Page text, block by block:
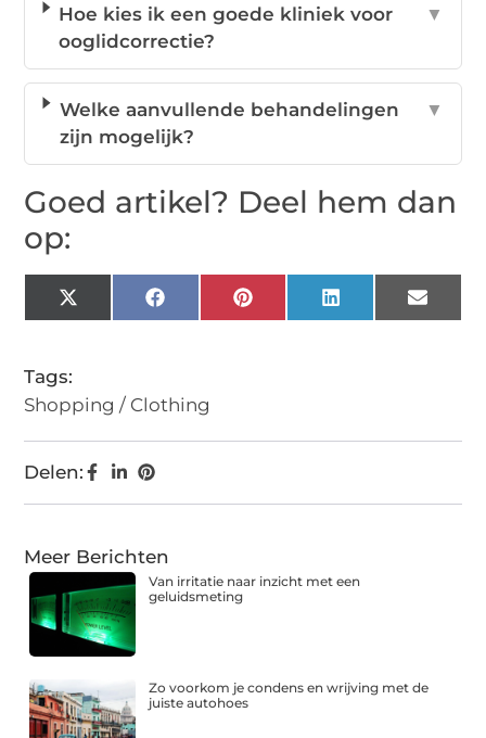
Hoe kies ik een goede kliniek voor
ooglidcorrectie?
▼
Welke aanvullende behandelingen
zijn mogelijk?
▼
Goed artikel? Deel hem dan
op:
X
(Twitter)
FacebookPinterestLinkedIn Email
Tags:
Shopping / Clothing
Delen:
Meer Berichten
Van irritatie naar inzicht met een
geluidsmeting
Zo voorkom je condens en wrijving met de
juiste autohoes